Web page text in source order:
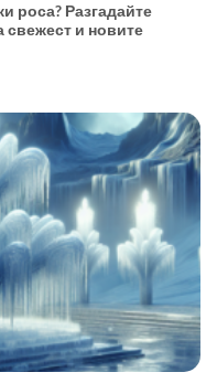
роса? Разгадайте
свежест и новите